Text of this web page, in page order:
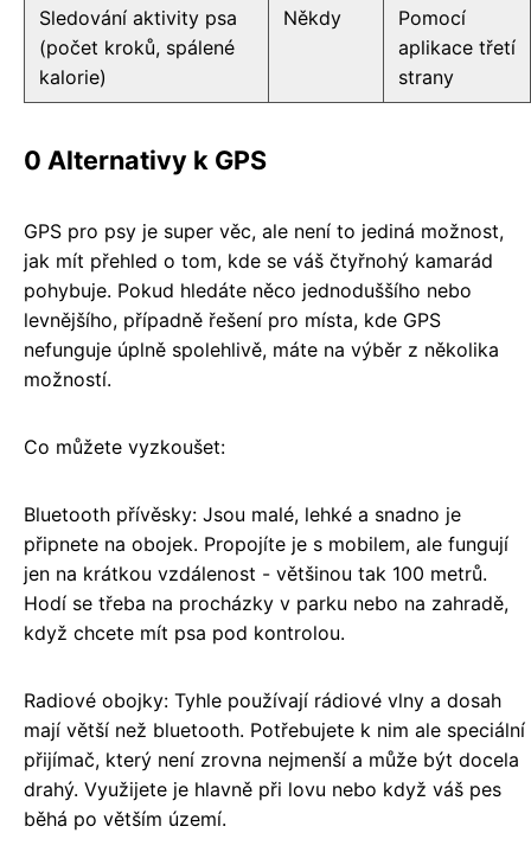
Sledování aktivity psa
(počet kroků, spálené
kalorie)
Někdy
Pomocí
aplikace třetí
strany
0 Alternativy k GPS
GPS pro psy je super věc, ale není to jediná možnost,
jak mít přehled o tom, kde se váš čtyřnohý kamarád
pohybuje. Pokud hledáte něco jednoduššího nebo
levnějšího, případně řešení pro místa, kde GPS
nefunguje úplně spolehlivě, máte na výběr z několika
možností.
Co můžete vyzkoušet:
Bluetooth přívěsky: Jsou malé, lehké a snadno je
připnete na obojek. Propojíte je s mobilem, ale fungují
jen na krátkou vzdálenost - většinou tak 100 metrů.
Hodí se třeba na procházky v parku nebo na zahradě,
když chcete mít psa pod kontrolou.
Radiové obojky: Tyhle používají rádiové vlny a dosah
mají větší než bluetooth. Potřebujete k nim ale speciální
přijímač, který není zrovna nejmenší a může být docela
drahý. Využijete je hlavně při lovu nebo když váš pes
běhá po větším území.